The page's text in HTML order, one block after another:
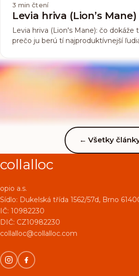
3 min čtení
Levia hriva (Lion’s Mane)
Levia hriva (Lion's Mane): čo dokáže
prečo ju berú tí najproduktívnejší
←Všetky
collalloc
opio a.s.
Sídlo: Dukelská třída 1562/57d, Brno
IČ: 10982230
DIČ: CZ10982230
collalloc@collalloc.com